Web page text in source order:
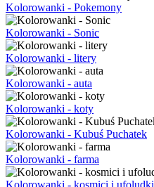
Kolorowanki - Pokemony
Kolorowanki - Sonic
Kolorowanki - litery
Kolorowanki - auta
Kolorowanki - koty
Kolorowanki - Kubuś Puchatek
Kolorowanki - farma
Kolorowanki - kosmici i ufoludki